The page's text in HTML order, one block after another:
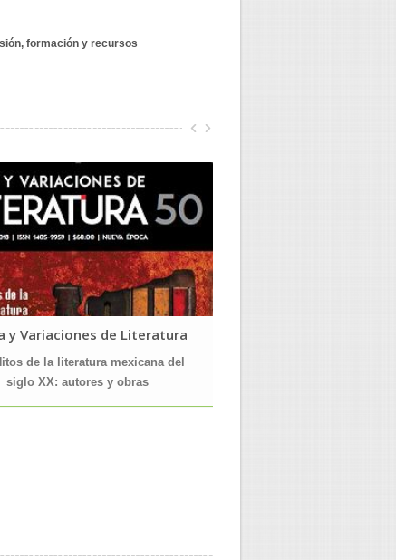
formación y recursos
y Variaciones de Literatura
de la literatura mexicana del
siglo XX: autores y obras